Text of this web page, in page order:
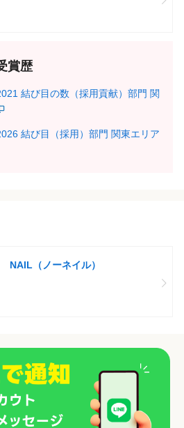
賞歴
結び目の数（採用貢献）部門 関
結び目（採用）部門 関東エリア
NAIL（ノーネイル）